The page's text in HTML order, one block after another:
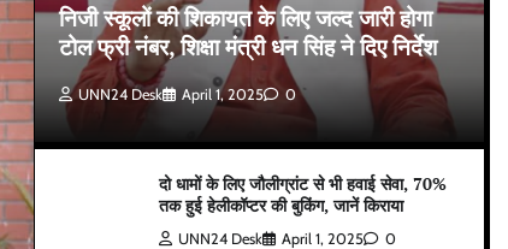
निजी स्कूलों की शिकायत के लिए जल्द जारी होगा
टोल फ्री नंबर, शिक्षा मंत्री धन सिंह ने दिए निर्देश
UNN24 Desk April 1, 2025 0
दो धामों के लिए जौलीग्रांट से भी हवाई सेवा, 70%
तक हुई हेलीकॉप्टर की बुकिंग, जानें किराया
UNN24 Desk April 1, 2025 0